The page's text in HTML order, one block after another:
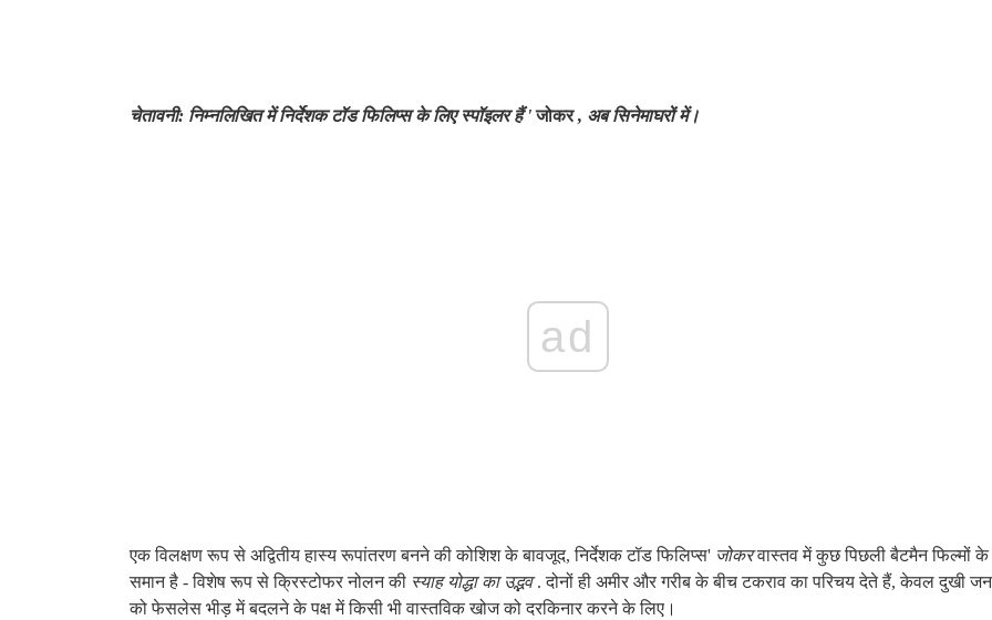
चेतावनी: निम्नलिखित में निर्देशक टॉड फिलिप्स के लिए स्पॉइलर हैं 'जोकर, अब सिनेमाघरों में।
ad
एक विलक्षण रूप से अद्वितीय हास्य रूपांतरण बनने की कोशिश के बावजूद, निर्देशक टॉड फिलिप्स' जोकरवास्तव में कुछ पिछली बैटमैन फिल्मों के
समान है - विशेष रूप से क्रिस्टोफर नोलन की स्याह योद्धा का उद्भव. दोनों ही अमीर और गरीब के बीच टकराव का परिचय देते हैं, केवल दुखी
को फेसलेस भीड़ में बदलने के पक्ष में किसी भी वास्तविक खोज को दरकिनार करने के लिए।